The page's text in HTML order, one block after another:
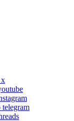
x
telegram